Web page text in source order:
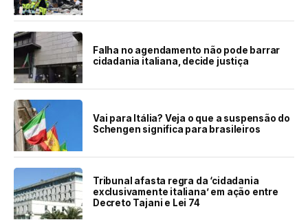
Falha no agendamento não pode barrar
cidadania italiana, decide justiça
Vai para Itália? Veja o que a suspensão do
Schengen significa para brasileiros
Tribunal afasta regra da ‘cidadania
exclusivamente italiana’ em ação entre
Decreto Tajani e Lei 74